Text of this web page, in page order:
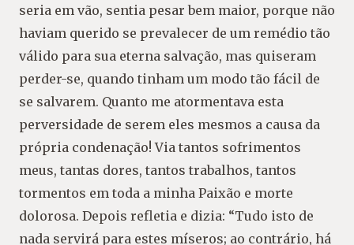
seria em vão, sentia pesar bem maior, porque não
haviam querido se prevalecer de um remédio tão
válido para sua eterna salvação, mas quiseram
perder-se, quando tinham um modo tão fácil de
se salvarem. Quanto me atormentava esta
perversidade de serem eles mesmos a causa da
própria condenação! Via tantos sofrimentos
meus, tantas dores, tantos trabalhos, tantos
tormentos em toda a minha Paixão e morte
dolorosa. Depois refletia e dizia: “Tudo isto de
nada servirá para estes míseros; ao contrário, há